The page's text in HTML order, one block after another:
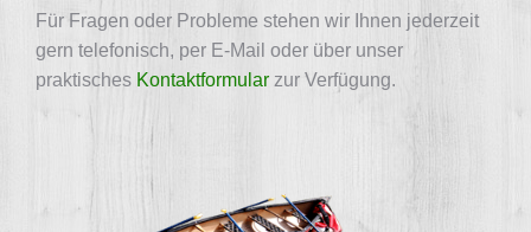
Für Fragen oder Probleme stehen wir Ihnen jederzeit
gern telefonisch, per E-Mail oder über unser
praktisches Kontaktformular zur Verfügung.